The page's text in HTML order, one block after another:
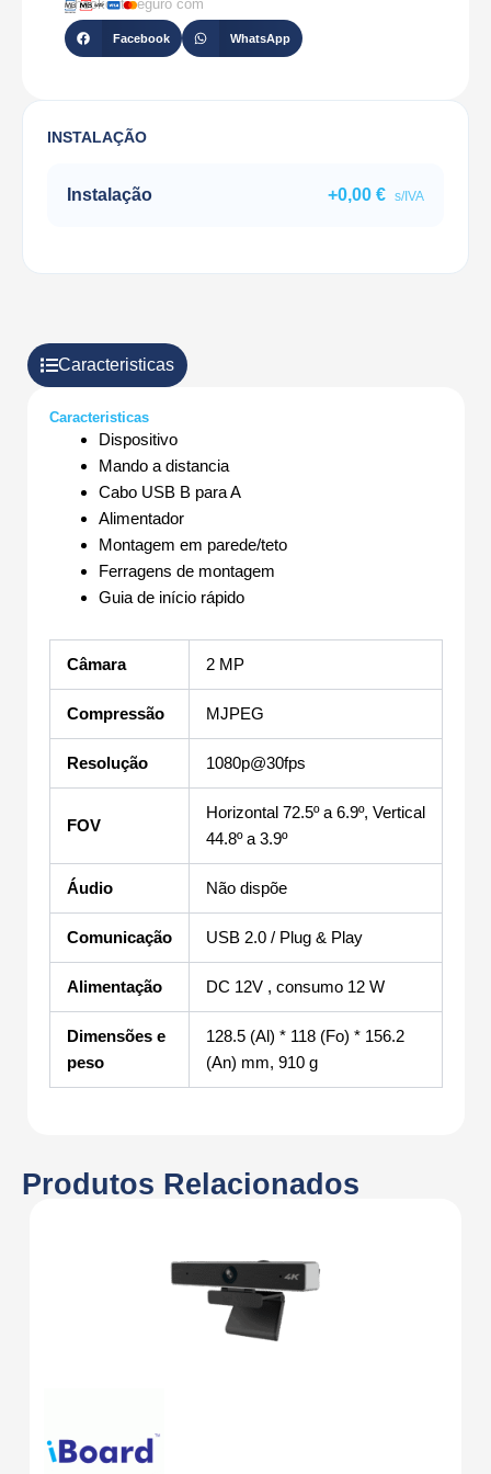
Checkout seguro com
Facebook WhatsApp
INSTALAÇÃO
Instalação +0,00 € s/IVA
Caracteristicas
Caracteristicas
Dispositivo
Mando a distancia
Cabo USB B para A
Alimentador
Montagem em parede/teto
Ferragens de montagem
Guia de início rápido
Câmara 2 MP
Compressão MJPEG
Resolução 1080p@30fps
FOV
Horizontal 72.5º a 6.9º, Vertical
44.8º a 3.9º
Áudio Não dispõe
Comunicação USB 2.0 / Plug & Play
Alimentação DC 12V , consumo 12 W
Dimensões e
peso
128.5 (Al) * 118 (Fo) * 156.2
(An) mm, 910 g
Produtos Relacionados